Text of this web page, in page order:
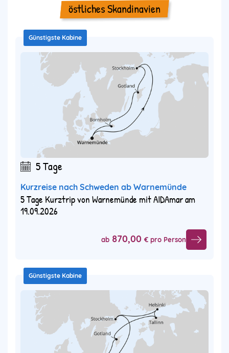
östliches Skandinavien
Günstigste Kabine
5 Tage
Kurzreise nach Schweden ab Warnemünde
5 Tage Kurztrip von Warnemünde mit AIDAmar am
19.09.2026
ab 870,00 € pro Person
Günstigste Kabine